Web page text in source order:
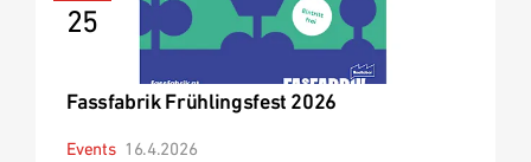
25
Fassfabrik Frühlingsfest 2026
Events 16.4.2026